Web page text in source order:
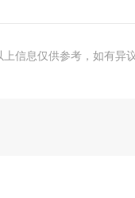
信息仅供参考，如有异